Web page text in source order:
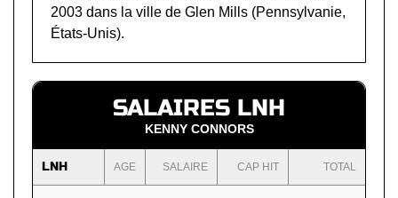
2003 dans la ville de Glen Mills (Pennsylvanie,
États-Unis).
SALAIRES LNH
KENNY CONNORS
LNH AGE SALAIRE CAP HIT TOTAL